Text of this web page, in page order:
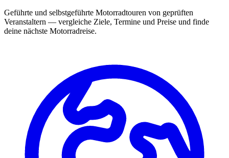
Geführte und selbstgeführte Motorradtouren von geprüften
Veranstaltern — vergleiche Ziele, Termine und Preise und finde
deine nächste Motorradreise.